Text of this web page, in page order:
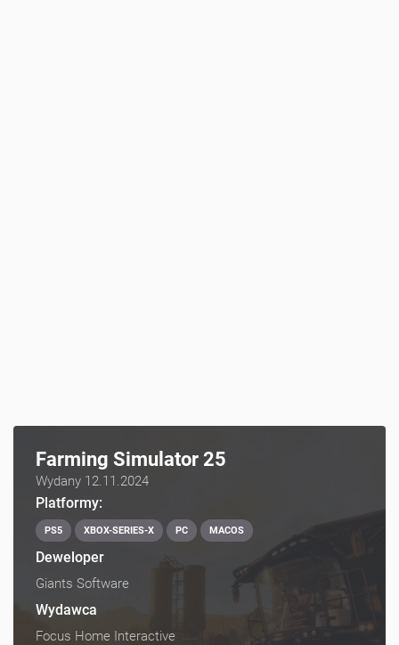
Farming Simulator 25
Wydany 12.11.2024
Platformy:
PS5 XBOX-SERIES-X PC MACOS
Deweloper
Giants Software
Wydawca
Focus Home Interactive